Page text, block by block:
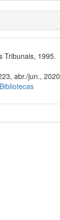
Tribunais, 1995.
abr./jun.,